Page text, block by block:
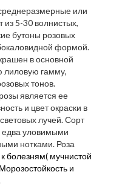
или
из 5-30 волнистых,
бутоны розовых
формой.
в основной
лиловую гамму,
тонов.
является ее
и цвет окраски в
лучей. Сорт
уловимыми
нотками. Роза
к болезням( мучнистой
и